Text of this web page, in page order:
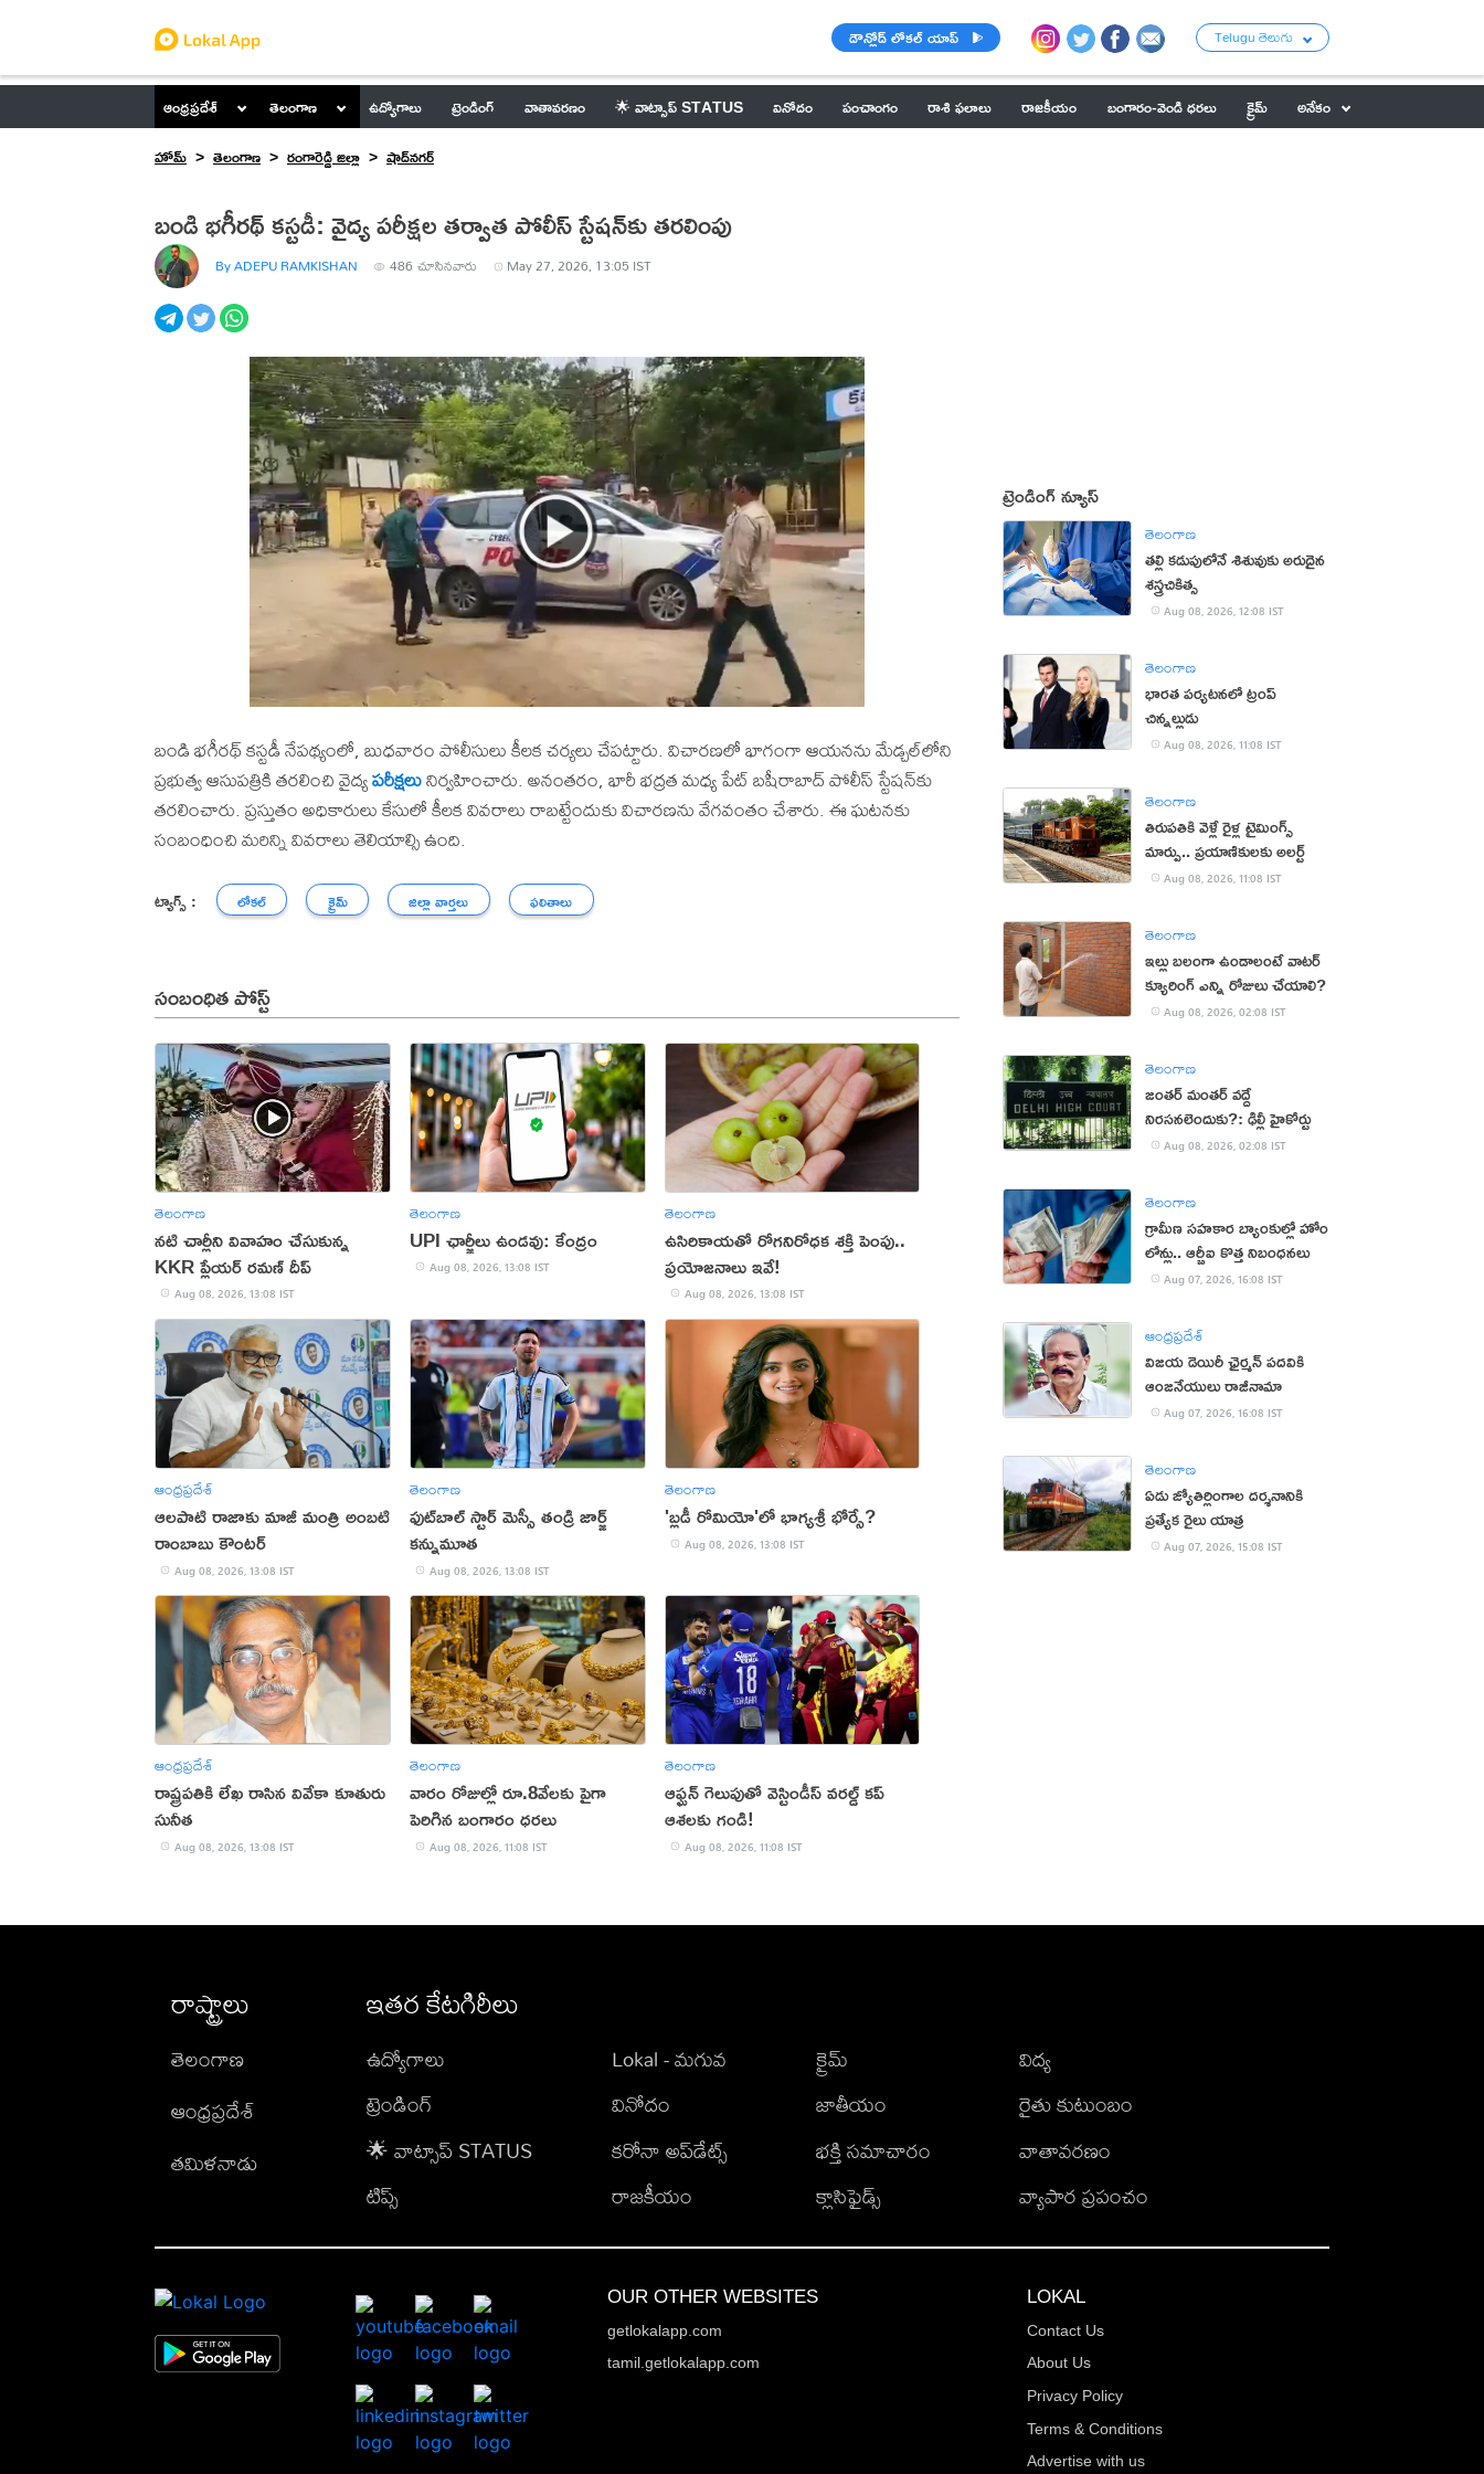
డౌన్లోడ్ లోకల్ యాప్ Telugu తెలుగు
ఆంధ్రప్రదేశ్ తెలంగాణ ఉద్యోగాలు ట్రెండింగ్ వాతావరణం 🌟 వాట్సాప్ STATUS వినోదం పంచాంగం రాశి ఫలాలు రాజకీయం బంగారం-వెండి ధరలు క్రైమ్
అనేకం
హోమ్
తెలంగాణ రంగారెడ్డి జిల్లా షాద్‌నగర్
బండి భగీరథ్ కస్టడీ: వైద్య పరీక్షల తర్వాత పోలీస్ స్టేషన్‌కు తరలింపు
By ADEPU RAMKISHAN 486 చూసినవారు May 27, 2026, 13:05 IST
బండి భగీరథ్ కస్టడీ నేపథ్యంలో, బుధవారం పోలీసులు కీలక చర్యలు చేపట్టారు. విచారణలో భాగంగా ఆయనను మేడ్చల్‌లోని
ప్రభుత్వ ఆసుపత్రికి తరలించి వైద్యపరీక్షలునిర్వహించారు. అనంతరం, భారీ భద్రత మధ్య పేట్ బషీరాబాద్ పోలీస్ స్టేషన్‌కు
తరలించారు. ప్రస్తుతం అధికారులు కేసులో కీలక వివరాలు రాబట్టేందుకు విచారణను వేగవంతం చేశారు. ఈ ఘటనకు
సంబంధించి మరిన్ని వివరాలు తెలియాల్సి ఉంది.
ట్యాగ్స్ : లోకల్ క్రైమ్ జిల్లా వార్తలు ఫలితాలు
సంబంధిత పోస్ట్
తెలంగాణ
నటి చార్లీని వివాహం చేసుకున్న
KKR ప్లేయర్ రమణ్ దీప్
Aug 08, 2026, 13:08 IST
తెలంగాణ
UPI ఛార్జీలు ఉండవు: కేంద్రం
Aug 08, 2026, 13:08 IST
తెలంగాణ
ఉసిరికాయతో రోగనిరోధక శక్తి పెంపు..
ప్రయోజనాలు ఇవే!
Aug 08, 2026, 13:08 IST
ఆంధ్రప్రదేశ్
ఆలపాటి రాజాకు మాజీ మంత్రి అంబటి
రాంబాబు కౌంటర్‌
Aug 08, 2026, 13:08 IST
తెలంగాణ
ఫుట్‌బాల్ స్టార్ మెస్సీ తండ్రి జార్జ్
కన్నుమూత
Aug 08, 2026, 13:08 IST
తెలంగాణ
'బ్లడీ రోమియో'లో భాగ్యశ్రీ భోర్సే?
Aug 08, 2026, 13:08 IST
ఆంధ్రప్రదేశ్
రాష్ట్రపతికి లేఖ రాసిన వివేకా కూతురు
సునీత
Aug 08, 2026, 13:08 IST
తెలంగాణ
వారం రోజుల్లో రూ.8వేలకు పైగా
పెరిగిన బంగారం ధరలు
Aug 08, 2026, 11:08 IST
తెలంగాణ
ఆఫ్ఘన్ గెలుపుతో వెస్టిండీస్ వరల్డ్ కప్
ఆశలకు గండి!
Aug 08, 2026, 11:08 IST
ట్రెండింగ్ న్యూస్
తెలంగాణ
తల్లి కడుపులోనే శిశువుకు అరుదైన
శస్త్రచికిత్స
Aug 08, 2026, 12:08 IST
తెలంగాణ
భారత పర్యటనలో ట్రంప్‌
చిన్నల్లుడు
Aug 08, 2026, 11:08 IST
తెలంగాణ
తిరుపతికి వెళ్లే రైళ్ల టైమింగ్స్
మార్పు.. ప్రయాణికులకు అలర్ట్
Aug 08, 2026, 11:08 IST
తెలంగాణ
ఇల్లు బలంగా ఉండాలంటే వాటర్
క్యూరింగ్ ఎన్ని రోజులు చేయాలి?
Aug 08, 2026, 02:08 IST
తెలంగాణ
జంతర్ మంతర్ వద్దే
నిరసనలెందుకు?: ఢిల్లీ హైకోర్టు
Aug 08, 2026, 02:08 IST
తెలంగాణ
గ్రామీణ సహకార బ్యాంకుల్లో హోం
లోన్లు.. ఆర్బీఐ కొత్త నిబంధనలు
Aug 07, 2026, 16:08 IST
ఆంధ్రప్రదేశ్
విజయ డెయిరీ ఛైర్మన్ పదవికి
ఆంజనేయులు రాజీనామా
Aug 07, 2026, 16:08 IST
తెలంగాణ
ఏడు జ్యోతిర్లింగాల దర్శనానికి
ప్రత్యేక రైలు యాత్ర
Aug 07, 2026, 15:08 IST
రాష్ట్రాలు
తెలంగాణ
ఆంధ్రప్రదేశ్
తమిళనాడు
ఇతర కేటగిరీలు
ఉద్యోగాలు
ట్రెండింగ్
🌟 వాట్సాప్ STATUS
టిప్స్
Lokal - మగువ
వినోదం
కరోనా అప్‌డేట్స్
రాజకీయం
క్రైమ్
జాతీయం
భక్తి సమాచారం
క్లాసిఫైడ్స్
విద్య
రైతు కుటుంబం
వాతావరణం
వ్యాపార ప్రపంచం
OUR OTHER WEBSITES
getlokalapp.com
tamil.getlokalapp.com
LOKAL
Contact Us
About Us
Privacy Policy
Terms & Conditions
Advertise with us